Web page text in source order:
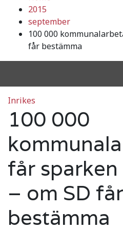
2015
september
100 000
får bestämma
Inrikes
100 000
får sparken
– om SD får
bestämma